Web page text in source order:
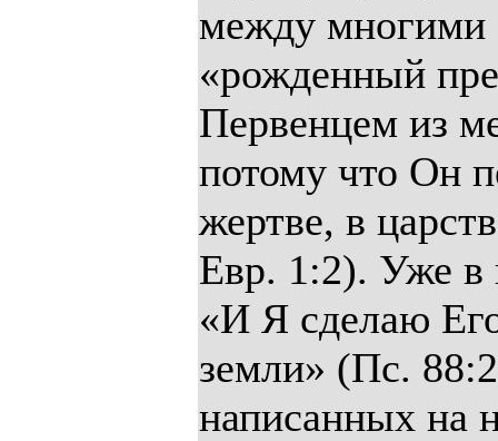
между многими
«рожденный
Первенцем из
потому что Он
жертве, в
Евр. 1:2). Уже в
«И Я сделаю
земли» (Пс.
написанных на